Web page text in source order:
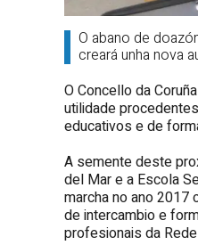
O abano de
creará unha nova
O Concello da
utilidade
educativos e de
A semente deste
del Mar e a Escola
marcha no ano 2017
de intercambio e
profesionais da